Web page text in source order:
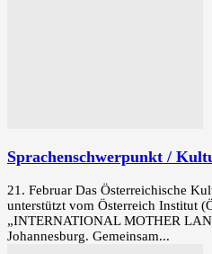
Sprachenschwerpunkt /
21. Februar Das Österreichische
unterstützt vom Österreich Institut
„INTERNATIONAL MOTHER
Johannesburg. Gemeinsam...